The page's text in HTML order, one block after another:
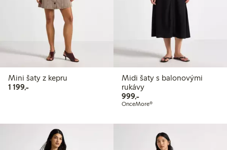
Mini šaty z kepru
1 199,-1 199,00 Kč
Midi šaty s balonovými
rukávy
999,-999,00 Kč
OnceMore®